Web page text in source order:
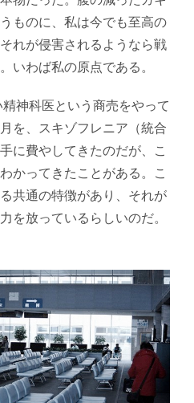
ものに、私は今でも至高の
れが侵害されるようなら戦
。いわば私の原点である。
神科医という商売をやって
を、スキゾフレニア（統合
に費やしてきたのだが、こ
かってきたことがある。こ
共通の特徴があり、それが
を放っているらしいのだ。